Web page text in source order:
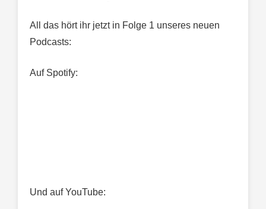
All das hört ihr jetzt in Folge 1 unseres neuen
Podcasts:
Auf Spotify:
Und auf YouTube: